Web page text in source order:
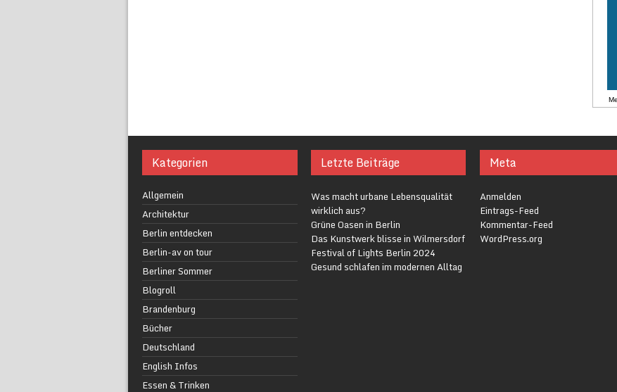
Kategorien
Allgemein
Architektur
Berlin entdecken
Berlin-av on tour
Berliner Sommer
Blogroll
Brandenburg
Bücher
Deutschland
English Infos
Essen & Trinken
Letzte Beiträge
Was macht urbane Lebensqualität
wirklich aus?
Grüne Oasen in Berlin
Das Kunstwerk blisse in Wilmersdorf
Festival of Lights Berlin 2024
Gesund schlafen im modernen Alltag
Meta
Anmelden
Eintrags-Feed
Kommentar-Feed
WordPress.org